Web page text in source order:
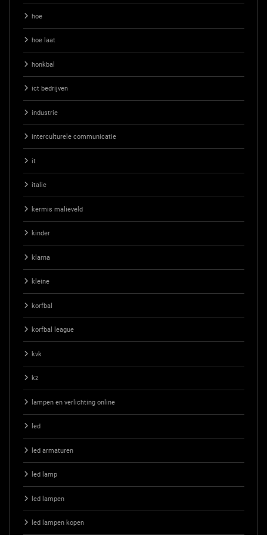
hoe
hoe laat
honkbal
ict bedrijven
industrie
interculturele communicatie
it
italie
kermis malieveld
kinder
klarna
kleine
korfbal
korfbal league
kvk
kz
lampen en verlichting online
led
led armaturen
led lamp
led lampen
led lampen kopen